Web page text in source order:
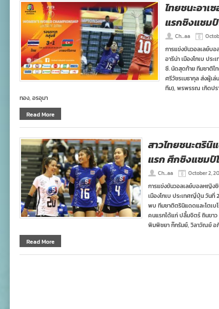
ไทยชนะอาเ
แรกชิงแชม
Ch...aa
การแข่งขันวอลเลย์บ
อารีน่า เมืองโกเบ ปร
ซี. นัดสุดท้าย ทีมชาติไ
ศรีวัชรเมธากุล ส่งผู้เ
ทีม), พรพรรณ เกิดป
ทอง, อรอุมา
Read More
สาวไทยชนะตรินิ
แรก ศึกชิงแชมป์
Ch...aa October 2,
การแข่งขันวอลเลย์บอลหญิงชิ
เมืองโกเบ ประเทศญี่ปุ่น วันที่
พบ ทีมชาติตรินิแดดและโตเบ
คนแรกได้แก่ ปลื้มจิตร์ ถินขา
พิมพิชยา ก๊กรัมย์, วิลาวัณย์
Read More